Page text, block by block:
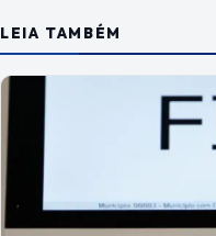
LEIA TAMBÉM